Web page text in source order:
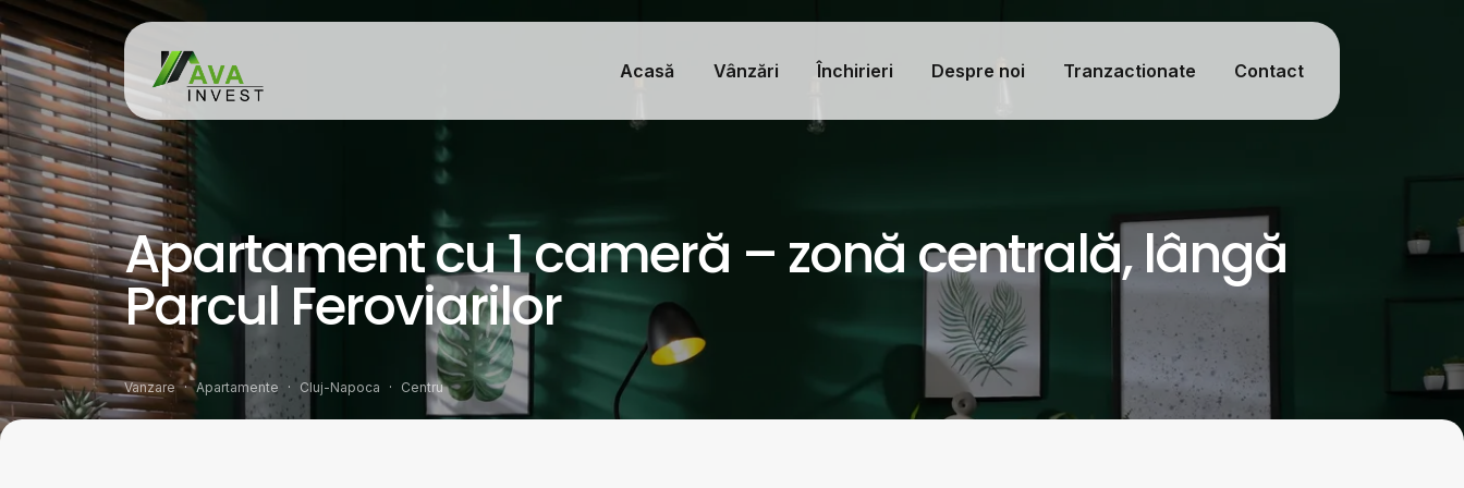
Acasă Vânzări Închirieri Despre noi Tranzactionate Contact
Apartament cu 1 cameră – zonă centrală, lângă
Parcul Feroviarilor
Vanzare Apartamente Cluj-Napoca Centru